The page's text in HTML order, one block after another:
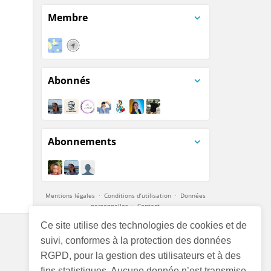
Ce site utilise des technologies de cookies et de
suivi, conformes à la protection des données
RGPD, pour la gestion des utilisateurs et à des
Membre
Abonnés
Abonnements
Mentions légales· Conditions d’utilisation· Données
personnelles·Contact